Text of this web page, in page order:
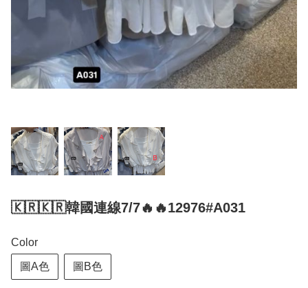
🇰🇷🇰🇷韓國連線7/7🔥🔥12976#A031
Color
圖A色 圖B色